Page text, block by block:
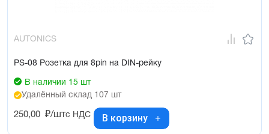
AUTONICS
PS-08 Розетка для 8pin на DIN-рейку
В наличии 15 шт
Удалённый склад 107 шт
250,00 ₽/штс НДС В корзину